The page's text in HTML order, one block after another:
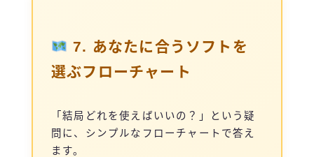
7. あなたに合うソフトを
選ぶフローチャート
「結局どれを使えばいいの？」という疑
問に、シンプルなフローチャートで答え
ます。